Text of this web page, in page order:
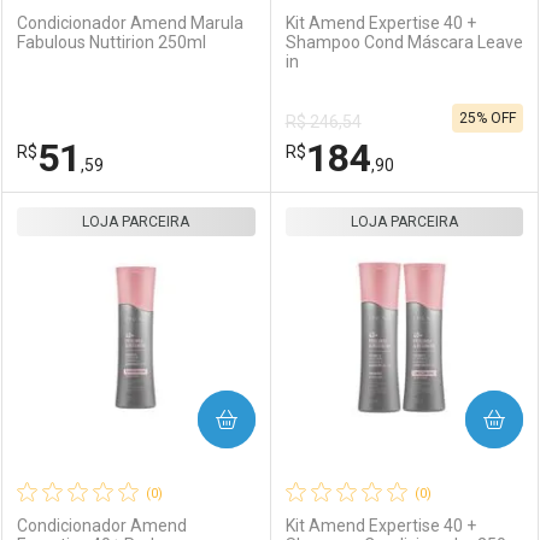
Comprar sem Desconto
Por R$ 37,59/cada
Por R$ 37,59/cada
Comprar sem Desconto
Por R$ 45,59/cada
Comprar sem Desconto
Por R$ 45,59/cada
Condicionador Amend Marula
Fabulous Nuttirion 250ml
R$51 ,59
Laboratório
Por Menos
Kit Amend Expertise 40 +
Shampoo Cond Máscara Leave
in
R$ 246,54
R$184,90
25% OFF
Laboratório
Por Menos
(0)
Condicionador Amend
LOJA PARCEIRA
COMPRAR
(0)
Kit Amend Expertise 40 +
LOJA PARCEIRA
COMPRAR